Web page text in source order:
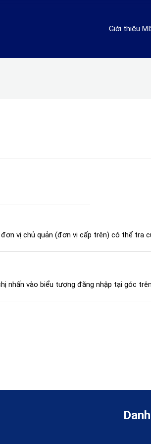
Giới thiệu
vị chủ quản (đơn vị cấp trên) có thể tra
nhấn vào biểu tượng đăng nhập tại góc